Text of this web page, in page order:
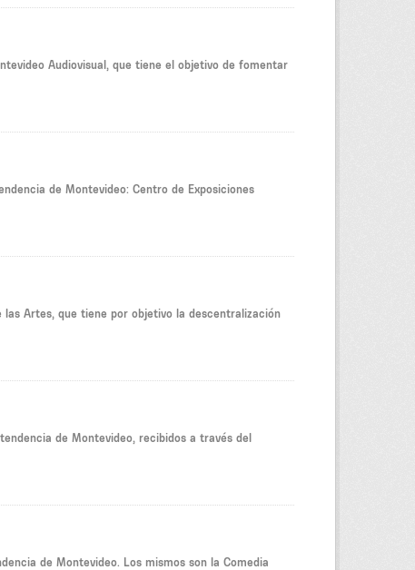
Audiovisual, que tiene el objetivo de fomentar
de Montevideo: Centro de Exposiciones
Artes, que tiene por objetivo la descentralización
de Montevideo, recibidos a través del
de Montevideo. Los mismos son la Comedia